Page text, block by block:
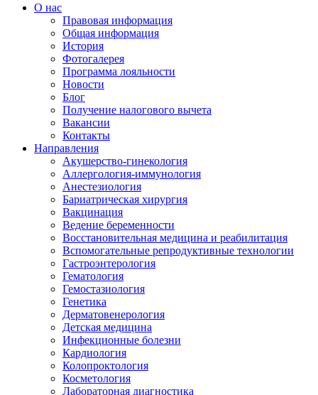
О нас
Правовая информация
Общая информация
История
Фотогалерея
Программа лояльности
Новости
Блог
Получение налогового вычета
Вакансии
Контакты
Направления
Акушерство-гинекология
Аллергология-иммунология
Анестезиология
Бариатрическая хирургия
Вакцинация
Ведение беременности
Восстановительная медицина и реабилитация
Вспомогательные репродуктивные технологии
Гастроэнтерология
Гематология
Гемостазиология
Генетика
Дерматовенерология
Детская медицина
Инфекционные болезни
Кардиология
Колопроктология
Косметология
Лабораторная диагностика